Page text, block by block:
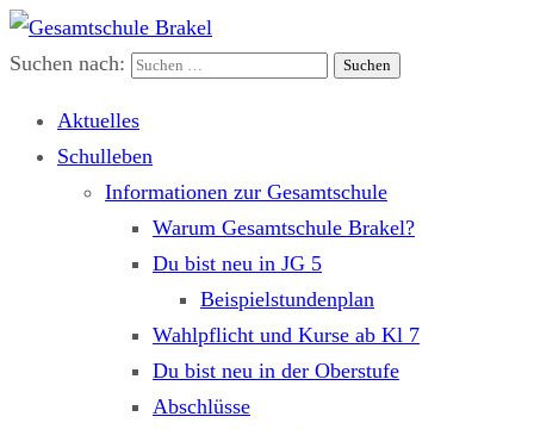
Gesamtschule Brakel
Gemeinsam.Erfolgreich.Bewegt.
Suchen nach:
Aktuelles
Schulleben
Informationen zur Gesamtschule
Warum Gesamtschule Brakel?
Du bist neu in JG 5
Beispielstundenplan
Wahlpflicht und Kurse ab Kl 7
Du bist neu in der Oberstufe
Abschlüsse